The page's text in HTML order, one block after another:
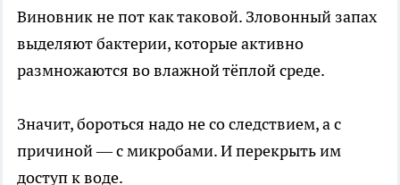
Виновник не пот как таковой. Зловонный запах
выделяют бактерии, которые активно
размножаются во влажной тёплой среде.
Значит, бороться надо не со следствием, а с
причиной — с микробами. И перекрыть им
доступ к воде.